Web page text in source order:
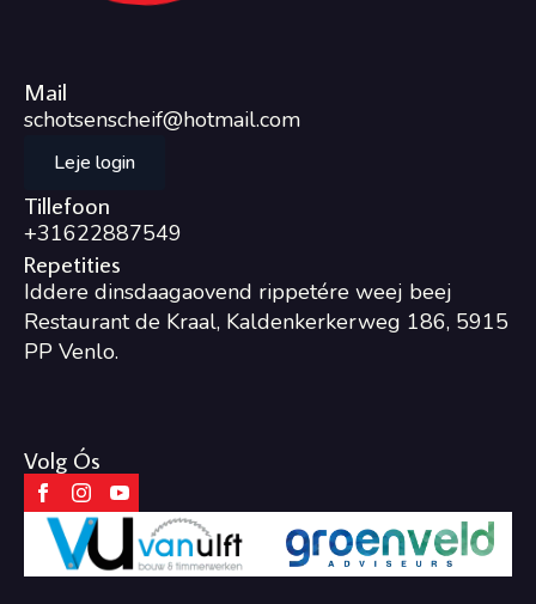
Mail
schotsenscheif@hotmail.com
Leje login
Tillefoon
+31622887549
Repetities
Iddere dinsdaagaovend rippetére weej beej
Restaurant de Kraal, Kaldenkerkerweg 186, 5915
PP Venlo.
Volg Ós